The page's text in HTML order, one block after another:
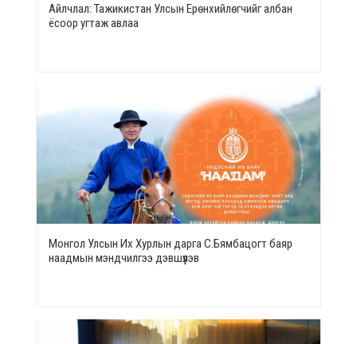
Айлчлал: Тажикистан Улсын Ерөнхийлөгчийг албан
ёсоор угтаж авлаа
Монгол Улсын Их Хурлын дарга С.Бямбацогт баяр
наадмын мэндчилгээ дэвшүүлэв